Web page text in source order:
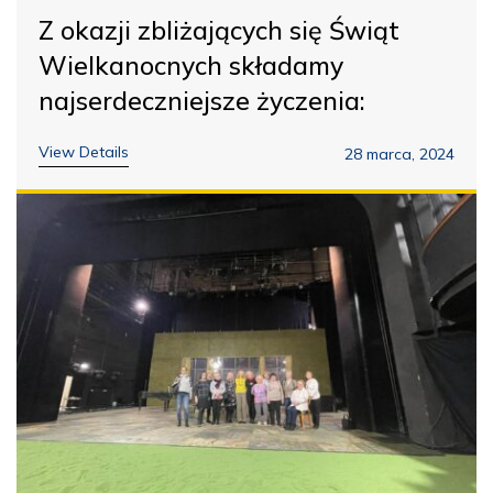
Z okazji zbliżających się Świąt
Wielkanocnych składamy
najserdeczniejsze życzenia:
View Details 28 marca, 2024